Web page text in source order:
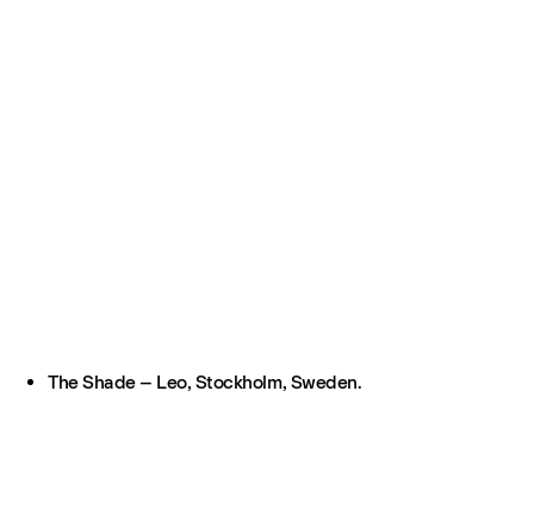
The Shade – Leo, Stockholm, Sweden.